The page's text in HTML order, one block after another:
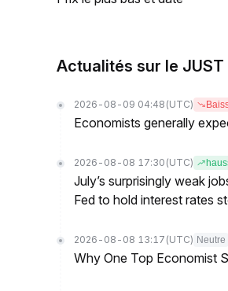
Actualités sur le JUST
2026-08-09 04:48 (UTC)
Economists generally
2026-08-08 17:30 (UTC)
July’s surprisingly weak
Fed to hold interest rates
2026-08-08 13:17 (UTC) Neutre
Why One Top Economist